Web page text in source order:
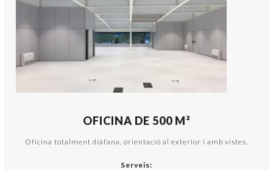
OFICINA DE 500 M²
Oficina totalment diàfana, orientació al exterior i amb vistes.
Serveis: